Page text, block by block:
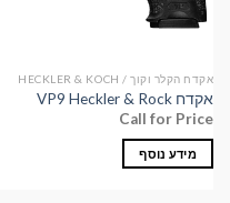
אקדח הקלר וקוך / HECKLER & KOCH
אקדח VP9 Heckler & Rock
Call for Price
מידע נוסף